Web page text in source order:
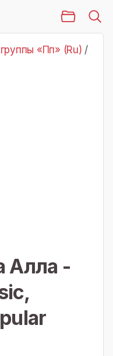
«Пп» (Ru) /
Алла -